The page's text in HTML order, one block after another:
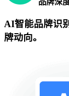
AI智能品牌识
牌动向。